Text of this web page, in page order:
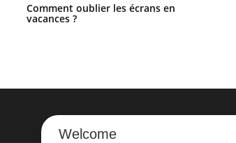
Comment oublier les écrans en
vacances ?
NEWSLETTER
Welcome